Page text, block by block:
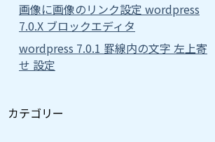
画像に画像のリンク設定 wordpress
7.0.X ブロックエディタ
wordpress 7.0.1 罫線内の文字 左上寄
せ 設定
カテゴリー